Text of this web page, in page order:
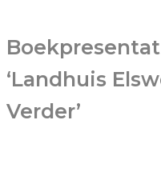
‘Landhuis
Verder’